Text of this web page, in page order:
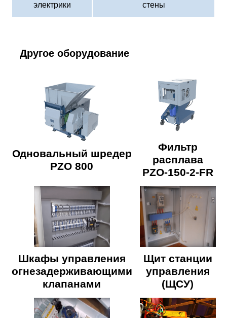
электрики
стены
Другое оборудование
Одновальный шредер
PZO 800
Фильтр
расплава
PZO-150-2-FR
Шкафы управления
огнезадерживающими
клапанами
Щит станции
управления
(ЩСУ)